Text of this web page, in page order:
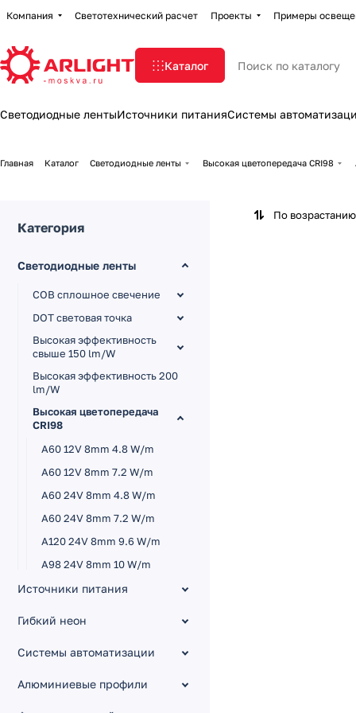
Компания Светотехнический расчет Проекты Примеры
Каталог
Светодиодные лентыИсточники питанияСистемы
Главная Каталог Светодиодные ленты Высокая цветопередача CRI98
По
Категория
Светодиодные ленты
COB сплошное свечение
DOT световая точка
Высокая эффективность
свыше 150 lm/W
Высокая эффективность 200
lm/W
Высокая цветопередача
CRI98
A60 12V 8mm 4.8 W/m
A60 12V 8mm 7.2 W/m
A60 24V 8mm 4.8 W/m
A60 24V 8mm 7.2 W/m
A120 24V 8mm 9.6 W/m
A98 24V 8mm 10 W/m
A120 24V 8mm 14.4 W/m
A140 SUN 24V 10mm 20
A196 24V 15mm 20 W/m
Источники питания
Гибкий неон
Системы автоматизации
Алюминиевые профили